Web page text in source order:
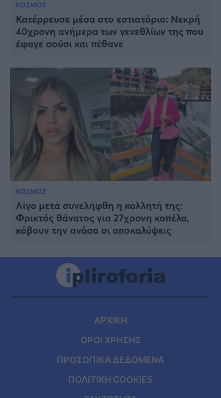
ΚΟΣΜΟΣ
Κατέρρευσε μέσα στο εστιατόριο: Νεκρή
40χρονη ανήμερα των γενεθλίων της που
έφαγε σούσι και πέθανε
ΚΟΣΜΟΣ
Λίγο μετά συνελήφθη η κολλητή της:
Φρικτός θάνατος για 27χρονη κοπέλα,
κόβουν την ανάσα οι αποκαλύψεις
ΑΡΧΙΚΗ
ΟΡΟΙ ΧΡΗΣΗΣ
ΠΡΟΣΩΠΙΚΑ ΔΕΔΟΜΕΝΑ
ΠΟΛΙΤΙΚΗ COOKIES